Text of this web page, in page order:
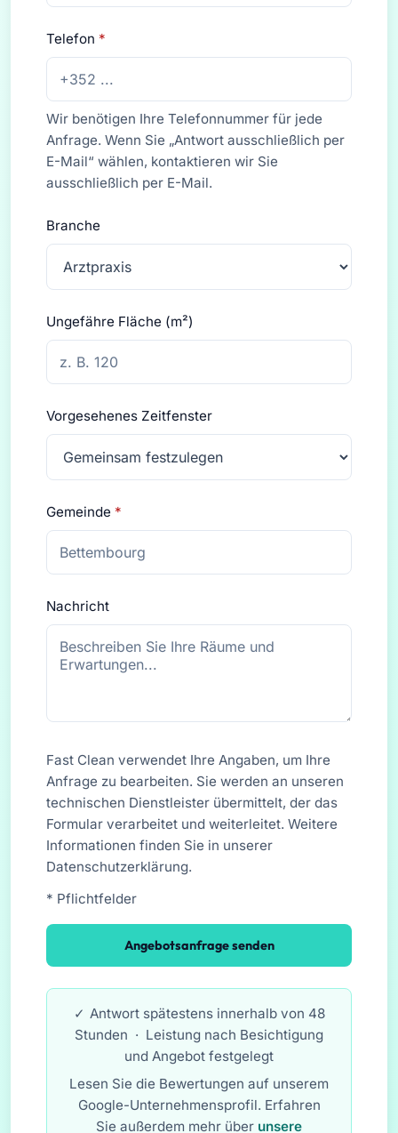
Telefon *
Wir benötigen Ihre Telefonnummer für jede
Anfrage. Wenn Sie „Antwort ausschließlich per
E-Mail“ wählen, kontaktieren wir Sie
ausschließlich per E-Mail.
Branche
Ungefähre Fläche (m²)
Vorgesehenes Zeitfenster
Gemeinde *
Nachricht
Fast Clean verwendet Ihre Angaben, um Ihre
Anfrage zu bearbeiten. Sie werden an unseren
technischen Dienstleister übermittelt, der das
Formular verarbeitet und weiterleitet. Weitere
Informationen finden Sie in unserer
Datenschutzerklärung.
* Pflichtfelder
Angebotsanfrage senden
Antwort spätestens innerhalb von 48
Stunden · Leistung nach Besichtigung
und Angebot festgelegt
Lesen Sie die Bewertungen auf unserem
Google-Unternehmensprofil. Erfahren
Sie außerdem mehr über unsere